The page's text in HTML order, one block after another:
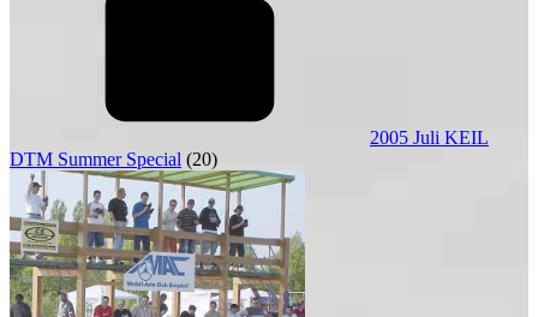
2005 Juli KEIL
DTM Summer Special (20)